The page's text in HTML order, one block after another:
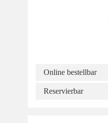
Online bestellbar
Reservierbar